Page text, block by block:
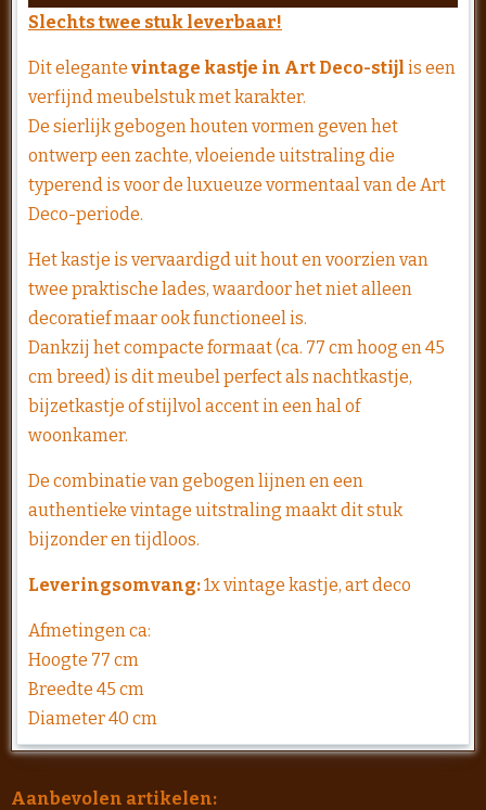
Slechts twee stuk leverbaar!
Dit elegante vintage kastje in Art Deco-stijl is een
verfijnd meubelstuk met karakter.
De sierlijk gebogen houten vormen geven het
ontwerp een zachte, vloeiende uitstraling die
typerend is voor de luxueuze vormentaal van de Art
Deco-periode.
Het kastje is vervaardigd uit hout en voorzien van
twee praktische lades, waardoor het niet alleen
decoratief maar ook functioneel is.
Dankzij het compacte formaat (ca. 77 cm hoog en 45
cm breed) is dit meubel perfect als nachtkastje,
bijzetkastje of stijlvol accent in een hal of
woonkamer.
De combinatie van gebogen lijnen en een
authentieke vintage uitstraling maakt dit stuk
bijzonder en tijdloos.
Leveringsomvang:1x vintage kastje, art deco
Afmetingen ca:
Hoogte 77 cm
Breedte 45 cm
Diameter 40 cm
Aanbevolen artikelen: